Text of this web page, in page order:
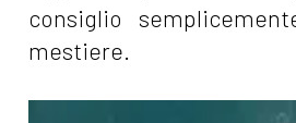
consiglio
mestiere.